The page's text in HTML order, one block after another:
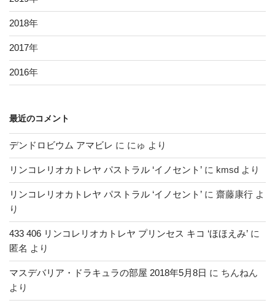
2018年
2017年
2016年
最近のコメント
デンドロビウム アマビレ に にゅ より
リンコレリオカトレヤ パストラル ‘イノセント’ に kmsd より
リンコレリオカトレヤ パストラル ‘イノセント’ に 齋藤康行 よ
り
433 406 リンコレリオカトレヤ プリンセス キコ ‘ほほえみ’ に
匿名 より
マスデバリア・ドラキュラの部屋 2018年5月8日 に ちんねん
より